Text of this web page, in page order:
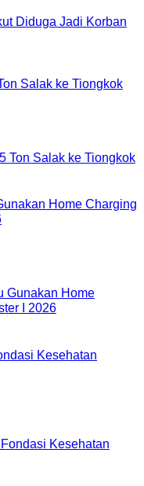
Salak ke Tiongkok
Home Charging
Kesehatan